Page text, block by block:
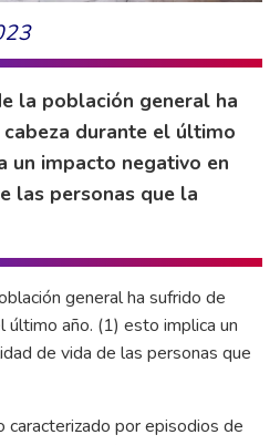
la población general ha
durante el último
un impacto negativo en
las personas que la
general ha sufrido de
último año. (1) esto implica un
de vida de las personas que
caracterizado por episodios de